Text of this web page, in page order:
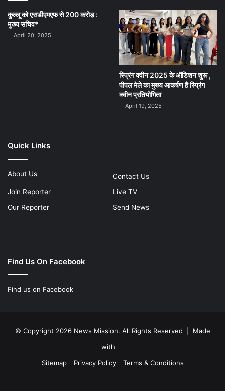
कुल्लू को एसडीएमएफ से 200 करोड़ :
मुख्य सचिव*
April 20, 2025
स्प्रिंग क्वीन 2025 के ऑडिशन शुरू ,
पीपल मेले का मुख्य आकर्षण है स्प्रिंग
क्वीन प्रतियोगिता
April 19, 2025
Quick Links
About Us
Contact Us
Join Reporter
Live TV
Our Reporter
Send News
Find Us On Facebook
Find us on Facebook
© Copyright 2026 News Mission. All Rights Reserved | Made
with
Sitemap
Privacy Policy Terms & Conditions